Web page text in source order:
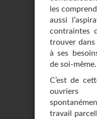
les
aussi
contraintes
trouver
à ses
de soi-même.
C’est de
ouvriers
travail